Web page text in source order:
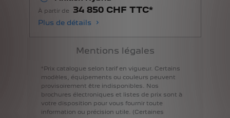
À partir de 34 850 CHF TTC*
Plus de détails
Mentions légales
*Prix catalogue selon tarif en vigueur. Certains
modèles, équipements ou couleurs peuvent
provisoirement être indisponibles. Nos
brochures électroniques et listes de prix sont à
votre disposition pour vous fournir toute
information ou précision utile. (Certaines